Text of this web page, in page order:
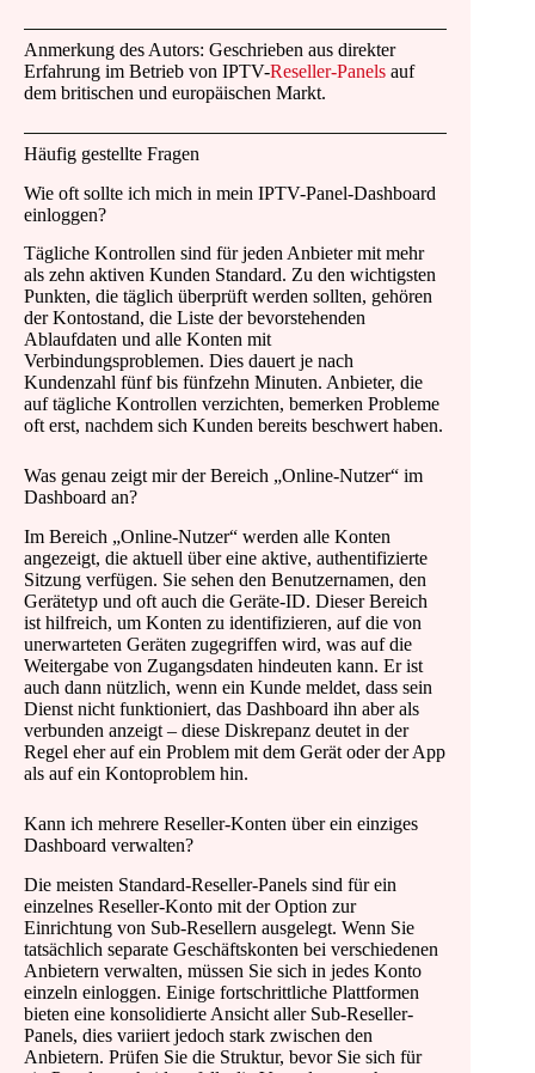
Anmerkung des Autors: Geschrieben aus direkter
Erfahrung im Betrieb von IPTV-Reseller-Panels auf
dem britischen und europäischen Markt.
Häufig gestellte Fragen
Wie oft sollte ich mich in mein IPTV-Panel-Dashboard
einloggen?
Tägliche Kontrollen sind für jeden Anbieter mit mehr
als zehn aktiven Kunden Standard. Zu den wichtigsten
Punkten, die täglich überprüft werden sollten, gehören
der Kontostand, die Liste der bevorstehenden
Ablaufdaten und alle Konten mit
Verbindungsproblemen. Dies dauert je nach
Kundenzahl fünf bis fünfzehn Minuten. Anbieter, die
auf tägliche Kontrollen verzichten, bemerken Probleme
oft erst, nachdem sich Kunden bereits beschwert haben.
Was genau zeigt mir der Bereich „Online-Nutzer“ im
Dashboard an?
Im Bereich „Online-Nutzer“ werden alle Konten
angezeigt, die aktuell über eine aktive, authentifizierte
Sitzung verfügen. Sie sehen den Benutzernamen, den
Gerätetyp und oft auch die Geräte-ID. Dieser Bereich
ist hilfreich, um Konten zu identifizieren, auf die von
unerwarteten Geräten zugegriffen wird, was auf die
Weitergabe von Zugangsdaten hindeuten kann. Er ist
auch dann nützlich, wenn ein Kunde meldet, dass sein
Dienst nicht funktioniert, das Dashboard ihn aber als
verbunden anzeigt – diese Diskrepanz deutet in der
Regel eher auf ein Problem mit dem Gerät oder der App
als auf ein Kontoproblem hin.
Kann ich mehrere Reseller-Konten über ein einziges
Dashboard verwalten?
Die meisten Standard-Reseller-Panels sind für ein
einzelnes Reseller-Konto mit der Option zur
Einrichtung von Sub-Resellern ausgelegt. Wenn Sie
tatsächlich separate Geschäftskonten bei verschiedenen
Anbietern verwalten, müssen Sie sich in jedes Konto
einzeln einloggen. Einige fortschrittliche Plattformen
bieten eine konsolidierte Ansicht aller Sub-Reseller-
Panels, dies variiert jedoch stark zwischen den
Anbietern. Prüfen Sie die Struktur, bevor Sie sich für